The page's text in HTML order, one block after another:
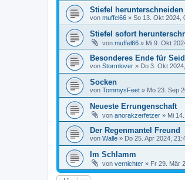
Stiefel
von muffel66 » So 13. Okt 2024,
Stiefel sofort
von muffel66 » Mi 9. Okt
Besonderes Ende für
von Stormlover » Do 3. Okt
Socken
von TommysFeet » Mo 23. Sep
Neueste Errungenschaft
von anorakzerfetzer » Mi
Der Regenmantel Freund
von Walle » Do 25. Apr 2024,
Im Schlamm
von vernichter » Fr 29. Mär